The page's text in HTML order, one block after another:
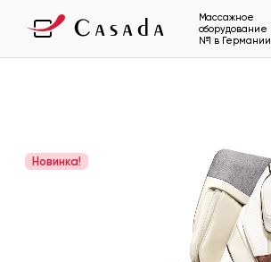
Массажное
оборудование
№1 в Германии
Новинка!